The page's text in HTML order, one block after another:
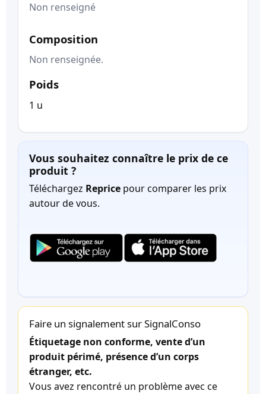
Non renseigné
Composition
Non renseignée.
Poids
1 u
Vous souhaitez connaître le prix de ce
produit ?
Téléchargez Reprice pour comparer les prix
autour de vous.
Faire un signalement sur SignalConso
Étiquetage non conforme, vente d’un
produit périmé, présence d’un corps
étranger, etc.
Vous avez rencontré un problème avec ce